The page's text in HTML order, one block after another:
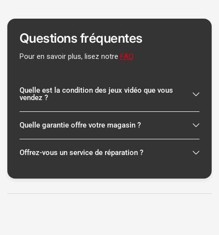
Questions fréquentes
Pour en savoir plus, lisez notreFAQ
Quelle est la condition des jeux vidéo que vous
vendez ?
Quelle garantie offre votre magasin ?
Offrez-vous un service de réparation ?